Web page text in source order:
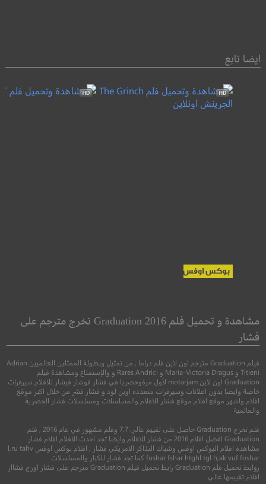
ايضا تابع
الجرينش
6.4
مشاهدة و تحميل فلم Graduation 2016 تخرج مترجم على
فشار
فيلم Graduation مترجم اون لاين فلم دراما , من تمثيل وبطولة الممثلين العالميين Adrian
Titieni و Maria-Victoria Dragus و Rares Andrici و والإستمتاع ومشاهدة فيلم
Graduation اون لاين motarjam لأول مرةوحصريا في فشار فوشار فيشار للافلام سيرفرات
خاصة وايضا بدون اعلانات وسيرفرات متعدده اوبن لود و فشار فشر من خلال اكبر موقع
افلام واشهر موقع افلام موقع فشار للافلام والمسلسلات ومسلسلات فشار الحصرية
والعالمية
فلم تخرج Graduation حاصل على تقييم عالي 7.7 وفلم مشهور في عام 2016 , فلم
Graduation افضل افلام 2016 من فشار للافلام وايضا تجد احدث الافلام افلام فشار
مشاهده افلام البوكس اوفس وشباك التذاكر الامريكي فشار , افلام بوكس اوفس l,ru tahv
fushar fshar htghl tgl h;ak vuf foshar كما تجد فشار للكبار والمسلسلات
روابط تحميل فلم Graduation رابط تحميل فيلم Graduation مترجم على فشار اورج فشاار
افلام تقييمها عالي